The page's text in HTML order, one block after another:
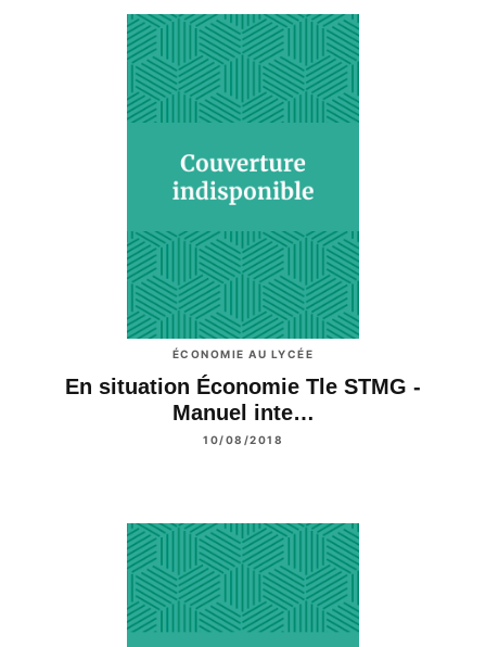
ÉCONOMIE AU LYCÉE
En situation Économie Tle STMG -
Manuel inte…
10/08/2018